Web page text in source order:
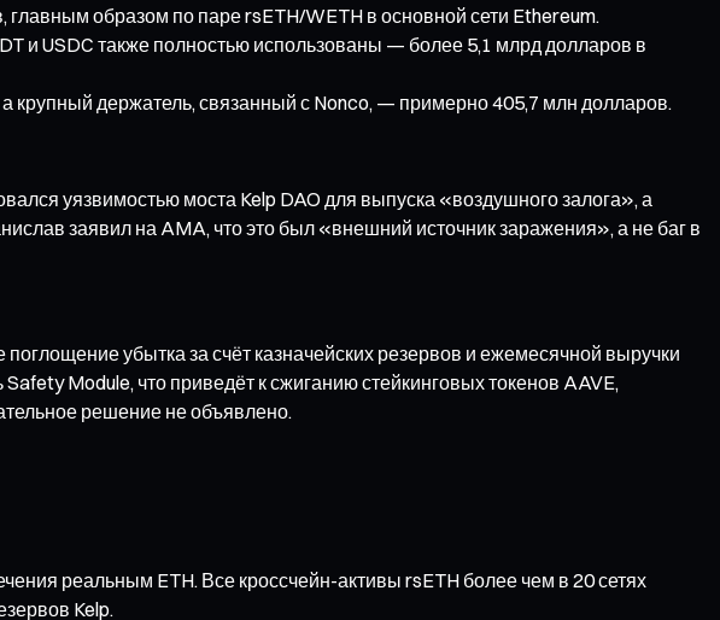
образом по паре rsETH/WETH в основной сети Ethereum.
и USDC также полностью использованы — более 5,1 млрд долларов в
держатель, связанный с Nonco, — примерно 405,7 млн долларов.
уязвимостью моста Kelp DAO для выпуска «воздушного залога», а
заявил на AMA, что это был «внешний источник заражения», а не баг в
убытка за счёт казначейских резервов и ежемесячной выручки
Module, что приведёт к сжиганию стейкинговых токенов AAVE,
решение не объявлено.
реальным ETH. Все кроссчейн-активы rsETH более чем в 20 сетях
Kelp.